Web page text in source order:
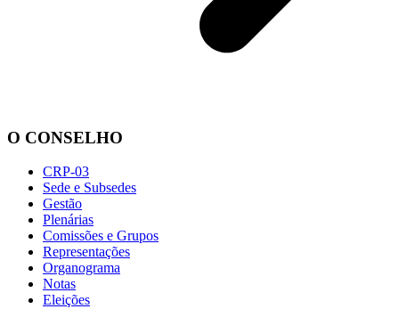
O CONSELHO
CRP-03
Sede e Subsedes
Gestão
Plenárias
Comissões e Grupos
Representações
Organograma
Notas
Eleições